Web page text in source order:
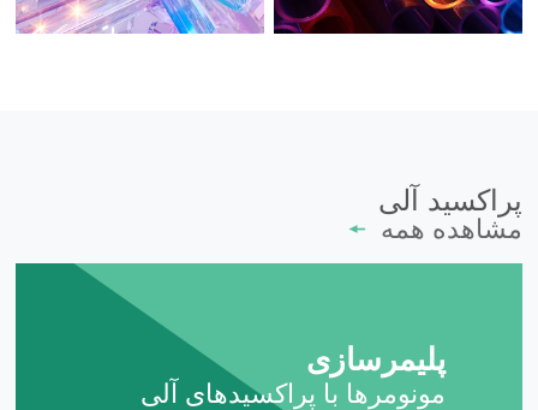
پراکسید آلی
مشاهده همه
پلیمرسازی
مونومرها با پراکسیدهای آلی